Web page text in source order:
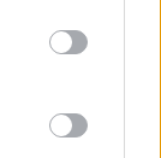
may click to
tags to
Google
vele
a
az emberi